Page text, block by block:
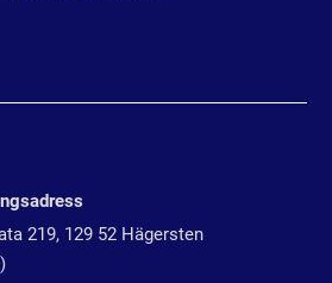
219, 129 52 Hägersten